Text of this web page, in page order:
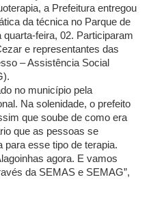
a Prefeitura entregou
da técnica no Parque de
feira, 02. Participaram
e representantes das
– Assistência Social
no município pela
Na solenidade, o prefeito
que soube de como era
que as pessoas se
para esse tipo de terapia.
agora. E vamos
da SEMAS e SEMAG”,